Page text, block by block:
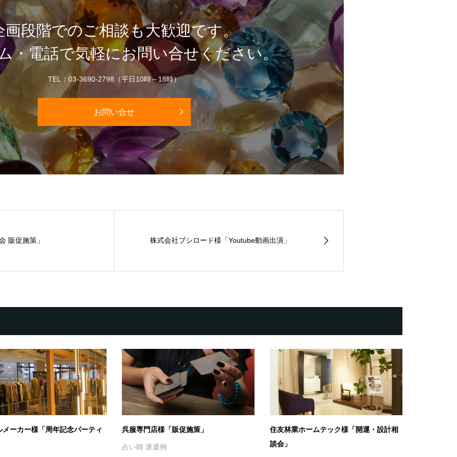
画段階でのご相談も大歓迎です。
・電話で気軽にお問い合せください。
TEL：03-3690-2798（平日10時～18時）
お問い合せ
販促施策」 株式会社ブシロード様「Youtube動画出演」
メーカー様「周年記念パーティ 呉服専門店様「販促施策」
占い師 派遣例
住友林業ホームテック様「開運・設計相
談会」